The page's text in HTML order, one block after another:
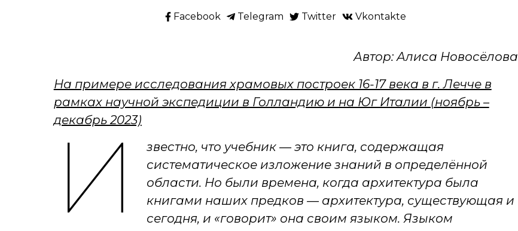
Facebook Telegram Twitter Vkontakte
Автор: Алиса Новосёлова
На примере исследования храмовых построек 16-17 века в г. Лечче в
рамках научной экспедиции в Голландию и на Юг Италии (ноябрь –
декабрь 2023)
И
звестно, что учебник — это книга, содержащая
систематическое изложение знаний в определённой
области. Но были времена, когда архитектура была
книгами наших предков — архитектура, существующая и
сегодня, и «говорит» она своим языком. Языком